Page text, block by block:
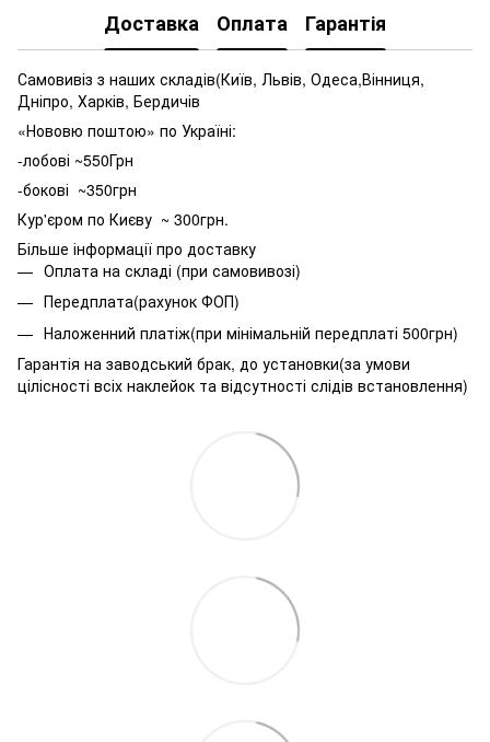
Доставка Оплата Гарантія
Самовивіз з наших складів(Київ, Львів, Одеса,Вінниця,
Дніпро, Харків, Бердичів
«Нововю поштою» по Україні:
-лобові ~550Грн
-бокові ~350грн
Кур'єром по Києву ~ 300грн.
Більше інформації про доставку
Оплата на складі (при самовивозі)
Передплата(рахунок ФОП)
Наложенний платіж(при мінімальній передплаті 500грн)
Гарантія на заводський брак, до установки(за умови
цілісності всіх наклейок та відсутності слідів встановлення)